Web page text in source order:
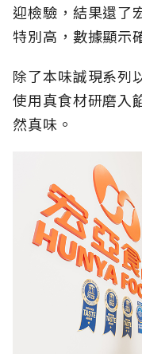
迎檢驗，結果還了
特別高，數據顯示
除了本味誠現系列
使用真食材研磨入
然真味。